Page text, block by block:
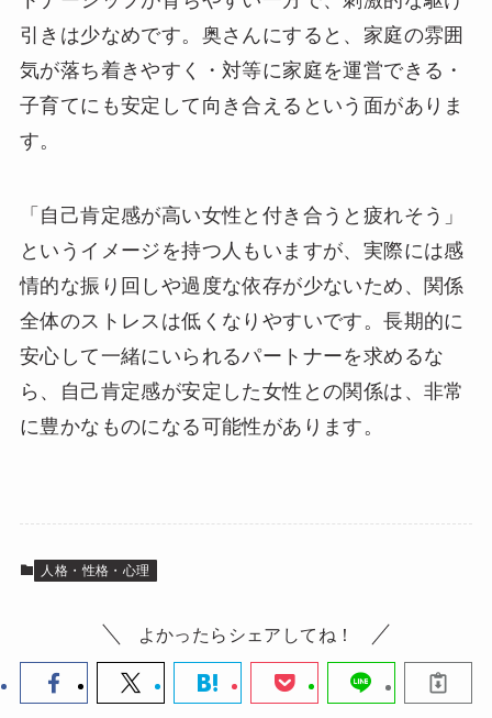
引きは少なめです。奥さんにすると、家庭の雰囲
気が落ち着きやすく・対等に家庭を運営できる・
子育てにも安定して向き合えるという面がありま
す。
「自己肯定感が高い女性と付き合うと疲れそう」
というイメージを持つ人もいますが、実際には感
情的な振り回しや過度な依存が少ないため、関係
全体のストレスは低くなりやすいです。長期的に
安心して一緒にいられるパートナーを求めるな
ら、自己肯定感が安定した女性との関係は、非常
に豊かなものになる可能性があります。
人格・性格・心理
よかったらシェアしてね！